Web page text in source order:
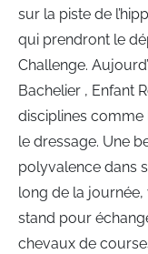
sur la piste de
qui prendront le
Challenge.
Bachelier , Enfant
disciplines
le dressage. Une
polyvalence dans
long de la
stand pour
chevaux de